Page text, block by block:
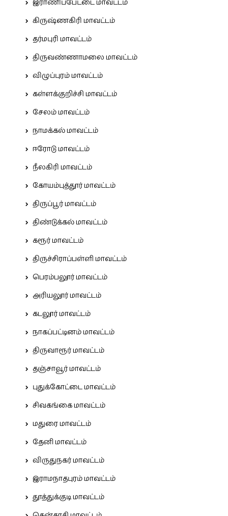
இராணிப்பேட்டை மாவட்டம்
கிருஷ்ணகிரி மாவட்டம்
தர்மபுரி மாவட்டம்
திருவண்ணாமலை மாவட்டம்
விழுப்புரம் மாவட்டம்
கள்ளக்குறிச்சி மாவட்டம்
சேலம் மாவட்டம்
நாமக்கல் மாவட்டம்
ஈரோடு மாவட்டம்
நீலகிரி மாவட்டம்
கோயம்புத்தூர் மாவட்டம்
திருப்பூர் மாவட்டம்
திண்டுக்கல் மாவட்டம்
கரூர் மாவட்டம்
திருச்சிராப்பள்ளி மாவட்டம்
பெரம்பலூர் மாவட்டம்
அரியலூர் மாவட்டம்
கடலூர் மாவட்டம்
நாகப்பட்டினம் மாவட்டம்
திருவாரூர் மாவட்டம்
தஞ்சாவூர் மாவட்டம்
புதுக்கோட்டை மாவட்டம்
சிவகங்கை மாவட்டம்
மதுரை மாவட்டம்
தேனி மாவட்டம்
விருதுநகர் மாவட்டம்
இராமநாதபுரம் மாவட்டம்
தூத்துக்குடி மாவட்டம்